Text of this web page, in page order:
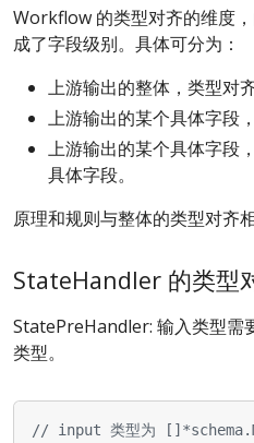
Workflow 的类型对齐的维度
成了字段级别。具体可分为：
上游输出的整体，类型对
上游输出的某个具体字段
上游输出的某个具体字段
具体字段。
原理和规则与整体的类型对齐相
StateHandler 的类型
StatePreHandler: 输入类型需
类型。
// input 类型为